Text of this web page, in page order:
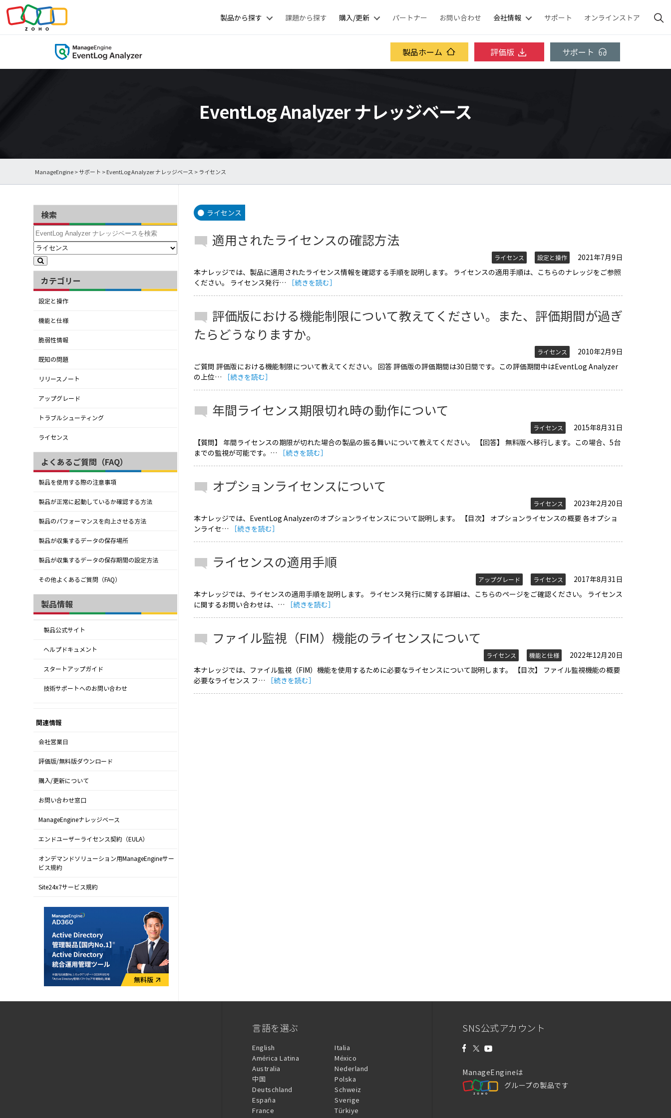
製品から探す 課題から探す 購入/更新 パートナー お問い合わせ 会社情報 サポート オンラインストア
製品ホーム 評価版 サポート
EventLog Analyzer ナレッジベース
ManageEngine>サポート >EventLog Analyzer ナレッジベース > ライセンス
検索
カテゴリー
設定と操作
機能と仕様
脆弱性情報
既知の問題
リリースノート
アップグレード
トラブルシューティング
ライセンス
よくあるご質問（FAQ）
製品を使用する際の注意事項
製品が正常に起動しているか確認する方法
製品のパフォーマンスを向上させる方法
製品が収集するデータの保存場所
製品が収集するデータの保存期間の設定方法
その他よくあるご質問（FAQ）
製品情報
製品公式サイト
ヘルプドキュメント
スタートアップガイド
技術サポートへのお問い合わせ
関連情報
会社営業日
評価版/無料版ダウンロード
購入/更新について
お問い合わせ窓口
ManageEngineナレッジベース
エンドユーザーライセンス契約（EULA）
オンデマンドソリューション用ManageEngineサー
ビス規約
Site24x7サービス規約
ライセンス
適用されたライセンスの確認方法
ライセンス 設定と操作
2021年7月9日
本ナレッジでは、製品に適用されたライセンス情報を確認する手順を説明します。 ライセンスの適用手順は、こちらのナレッジをご参照
ください。 ライセンス発行…
［続きを読む］
評価版における機能制限について教えてください。また、評価期間が過ぎ
たらどうなりますか。
ライセンス
2010年2月9日
ご質問 評価版における機能制限について教えてください。 回答 評価版の評価期間は30日間です。この評価期間中はEventLog Analyzer
の上位…
［続きを読む］
年間ライセンス期限切れ時の動作について
ライセンス
2015年8月31日
【質問】 年間ライセンスの期限が切れた場合の製品の振る舞いについて教えてください。 【回答】 無料版へ移行します。この場合、5台
までの監視が可能です。…
［続きを読む］
オプションライセンスについて
ライセンス
2023年2月20日
本ナレッジでは、EventLog Analyzerのオプションライセンスについて説明します。 【目次】 オプションライセンスの概要 各オプショ
ンライセ…
［続きを読む］
ライセンスの適用手順
アップグレード ライセンス
2017年8月31日
本ナレッジでは、ライセンスの適用手順を説明します。 ライセンス発行に関する詳細は、こちらのページをご確認ください。 ライセンス
に関するお問い合わせは、…
［続きを読む］
ファイル監視（FIM）機能のライセンスについて
ライセンス 機能と仕様
2022年12月20日
本ナレッジでは、ファイル監視（FIM）機能を使用するために必要なライセンスについて説明します。 【目次】 ファイル監視機能の概要
必要なライセンス フ…
［続きを読む］
言語を選ぶ
English
América Latina
Australia
中国
Deutschland
España
France
Italia
México
Nederland
Polska
Schweiz
Sverige
Türkiye
SNS公式アカウント
ManageEngineは
グループの製品です